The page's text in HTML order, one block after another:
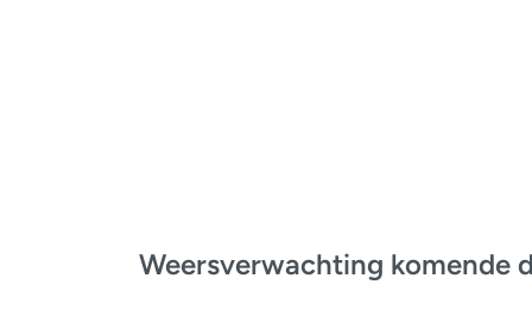
Weersverwachting komende